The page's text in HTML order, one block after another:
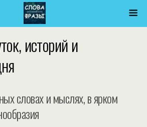
историй и
словах и мыслях, в ярком